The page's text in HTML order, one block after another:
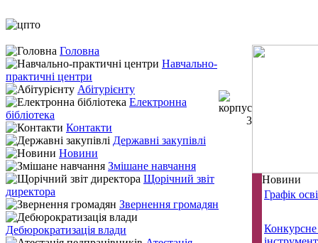
Головна
Навчально-
практичні центри
Абітурієнту
Електронна
бібліотека
Контакти
Державні закупівлі
Новини
Змішане навчання
Щорічний звіт
директора
Звернення громадян
Дебюрократизація влади
Новини
Графік
Конкурсне